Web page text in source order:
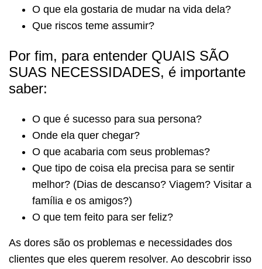
O que ela gostaria de mudar na vida dela?
Que riscos teme assumir?
Por fim, para entender QUAIS SÃO
SUAS NECESSIDADES, é importante
saber:
O que é sucesso para sua persona?
Onde ela quer chegar?
O que acabaria com seus problemas?
Que tipo de coisa ela precisa para se sentir
melhor? (Dias de descanso? Viagem? Visitar a
família e os amigos?)
O que tem feito para ser feliz?
As dores são os problemas e necessidades dos
clientes que eles querem resolver. Ao descobrir isso